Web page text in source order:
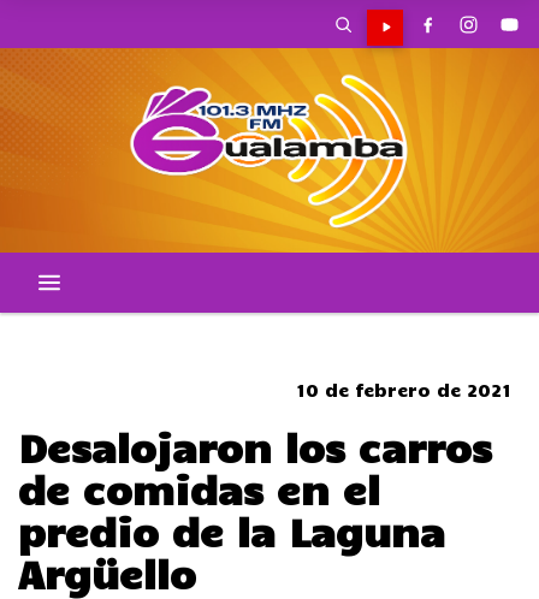
10 de febrero de 2021
Desalojaron los carros
de comidas en el
predio de la Laguna
Argüello